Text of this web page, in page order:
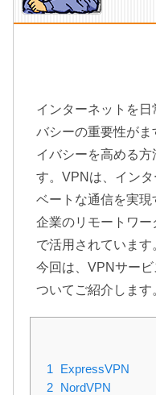
インターネットを
バシーの重要性が
イバシーを高める
す。VPNは、イン
ベートな通信を実現
企業のリモートワ
で活用されています
今回は、VPNサー
ついてご紹介します
1
ExpressVPN
2
NordVPN